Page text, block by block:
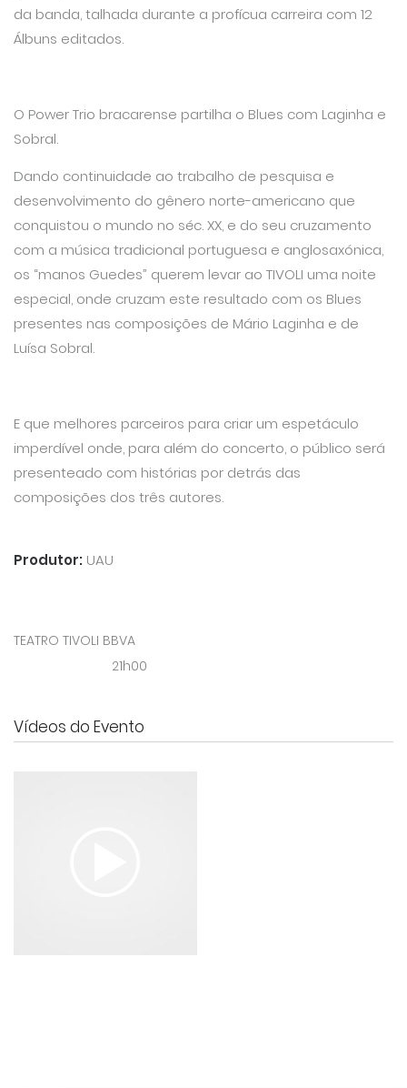
da banda, talhada durante a profícua carreira com 12
Álbuns editados.
O Power Trio bracarense partilha o Blues com Laginha e
Sobral.
Dando continuidade ao trabalho de pesquisa e
desenvolvimento do gênero norte-americano que
conquistou o mundo no séc. XX, e do seu cruzamento
com a música tradicional portuguesa e anglosaxónica,
os “manos Guedes” querem levar ao TIVOLI uma noite
especial, onde cruzam este resultado com os Blues
presentes nas composições de Mário Laginha e de
Luísa Sobral.
E que melhores parceiros para criar um espetáculo
imperdível onde, para além do concerto, o público será
presenteado com histórias por detrás das
composições dos três autores.
Produtor: UAU
TEATRO TIVOLI BBVA
21h00
Vídeos do Evento